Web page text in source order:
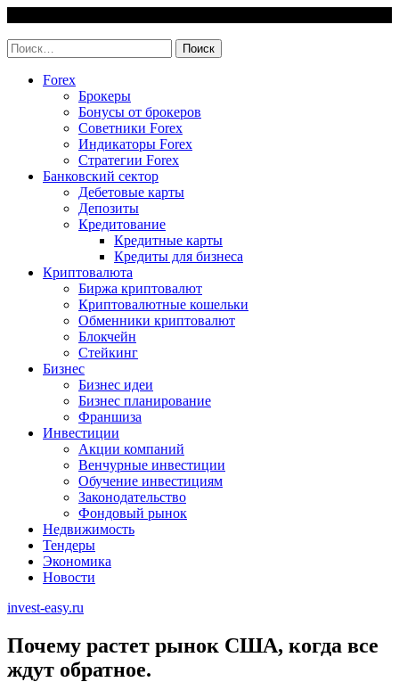
content
Найти:
Forex
Брокеры
Бонусы от брокеров
Советники Forex
Индикаторы Forex
Стратегии Forex
Банковский сектор
Дебетовые карты
Депозиты
Кредитование
Кредитные карты
Кредиты для бизнеса
Криптовалюта
Биржа криптовалют
Криптовалютные кошельки
Обменники криптовалют
Блокчейн
Стейкинг
Бизнес
Бизнес идеи
Бизнес планирование
Франшиза
Инвестиции
Акции компаний
Венчурные инвестиции
Обучение инвестициям
Законодательство
Фондовый рынок
Недвижимость
Тендеры
Экономика
Новости
invest-easy.ru
Почему растет рынок США, когда все
ждут обратное.